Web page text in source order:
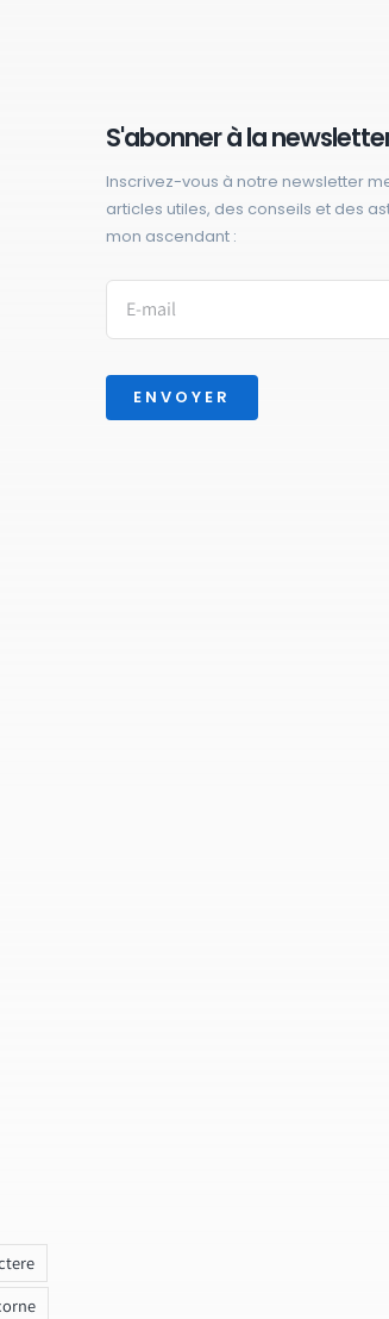
S'abonner à la
Inscrivez-vous à notre newsletter
articles utiles, des conseils et des
mon ascendant :
ENVOYER